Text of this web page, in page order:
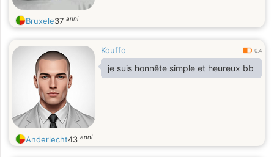
Bruxele37 anni
Kouffo 0.4
je suis honnête simple et heureux bb
Anderlecht43 anni